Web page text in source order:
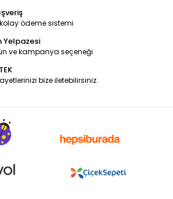
ödeme sistemi
Yelpazesi
ve kampanya seçeneği
bize iletebilirsiniz.